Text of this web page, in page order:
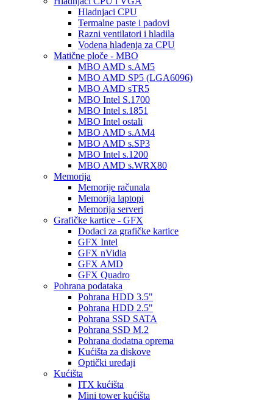
Hladnjaci CPU
Termalne paste i padovi
Razni ventilatori i hladila
Vodena hlađenja za CPU
Matične ploče - MBO
MBO AMD s.AM5
MBO AMD SP5 (LGA6096)
MBO AMD sTR5
MBO Intel S.1700
MBO Intel s.1851
MBO Intel ostali
MBO AMD s.AM4
MBO AMD s.SP3
MBO Intel s.1200
MBO AMD s.WRX80
Memorija
Memorije računala
Memorija laptopi
Memorija serveri
Grafičke kartice - GFX
Dodaci za grafičke kartice
GFX Intel
GFX nVidia
GFX AMD
GFX Quadro
Pohrana podataka
Pohrana HDD 3.5"
Pohrana HDD 2.5"
Pohrana SSD SATA
Pohrana SSD M.2
Pohrana dodatna oprema
Kućišta za diskove
Optički uređaji
Kućišta
ITX kućišta
Mini tower kućišta